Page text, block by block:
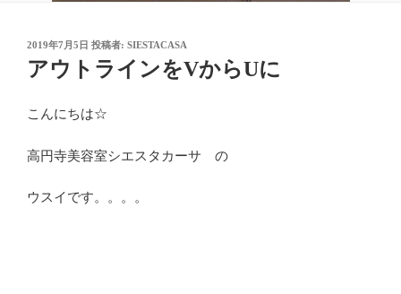
投
稿
日:
2019年7月5日 投稿者: SIESTACASA
アウトラインをVからUに
こんにちは☆
高円寺美容室シエスタカーサ の
ウスイです。。。。